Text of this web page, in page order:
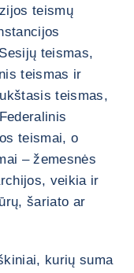
teismų
teismas,
teismas ir
teismas,
teismai, o
– žemesnės
veikia ir
šariato ar
kurių suma